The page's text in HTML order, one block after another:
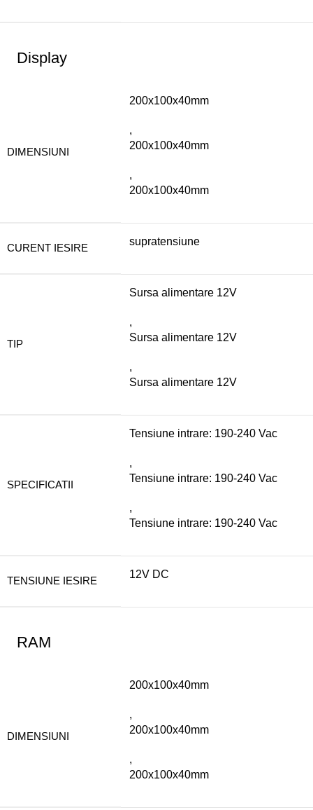
Display
DIMENSIUNI
200x100x40mm
,
200x100x40mm
,
200x100x40mm
CURENT IESIRE
supratensiune
TIP
Sursa alimentare 12V
,
Sursa alimentare 12V
,
Sursa alimentare 12V
SPECIFICATII
Tensiune intrare: 190-240 Vac
,
Tensiune intrare: 190-240 Vac
,
Tensiune intrare: 190-240 Vac
TENSIUNE IESIRE
12V DC
RAM
DIMENSIUNI
200x100x40mm
,
200x100x40mm
,
200x100x40mm